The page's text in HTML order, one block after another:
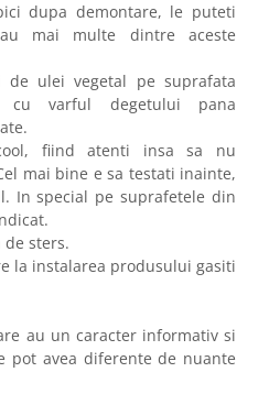
dupa demontare, le puteti
mai multe dintre aceste
de ulei vegetal pe suprafata
cu varful degetului pana
fiind atenti insa sa nu
mai bine e sa testati inainte,
In special pe suprafetele din
de sters.
la instalarea produsului gasiti
au un caracter informativ si
pot avea diferente de nuante